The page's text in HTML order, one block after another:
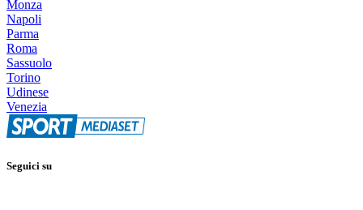
Monza
Napoli
Parma
Roma
Sassuolo
Torino
Udinese
Venezia
Seguici su